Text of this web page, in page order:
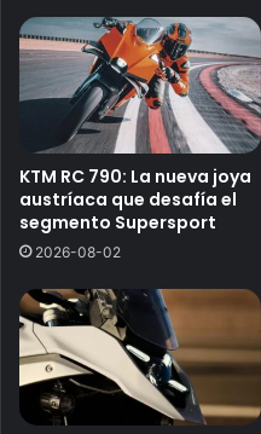
KTM RC 790: La nueva joya
austríaca que desafía el
segmento Supersport
2026-08-02